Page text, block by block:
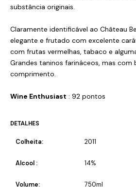
substância originais.
Claramente identificável ao Château
elegante e frutado com excelente
com frutas vermelhas, tabaco e
Grandes taninos farináceos, mas com
comprimento.
Wine Enthusiast : 92 pontos
DETALHES
Colheita: 2011
Alcool : 14%
Volume: 750ml